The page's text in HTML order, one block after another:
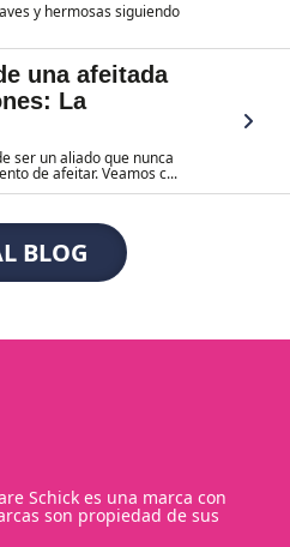
y hermosas siguiendo
una afeitada
La
ser un aliado que nunca
de afeitar. Veamos c...
BLOG
Schick es una marca con
son propiedad de sus